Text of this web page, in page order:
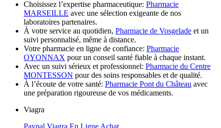
Choisissez l’expertise pharmaceutique: Pharmacie
MARSEILLE avec une sélection exigeante de nos
laboratoires partenaires.
À votre service au quotidien, Pharmacie de Vosgelade et un
suivi personnalisé, même à distance.
Votre pharmacie en ligne de confiance: Pharmacie
OYONNAX pour un conseil santé fiable à chaque instant.
Avec un suivi sérieux et professionnel: Pharmacie du Centre
MONTESSON pour des soins responsables et de qualité.
À l’écoute de votre santé: Pharmacie Pont du Château avec
une préparation rigoureuse de vos médicaments.
Viagra